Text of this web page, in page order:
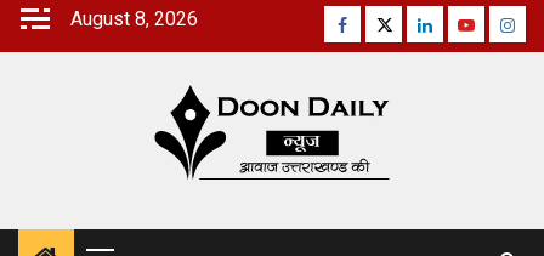
Skip
August 8, 2026 Facebook
TwitterLinkedinYoutube